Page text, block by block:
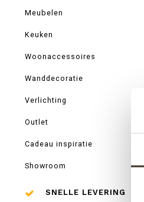
Meubelen
Keuken
Woonaccessoires
Wanddecoratie
Verlichting
Outlet
Cadeau inspiratie
Showroom
SNELLE LEVERING